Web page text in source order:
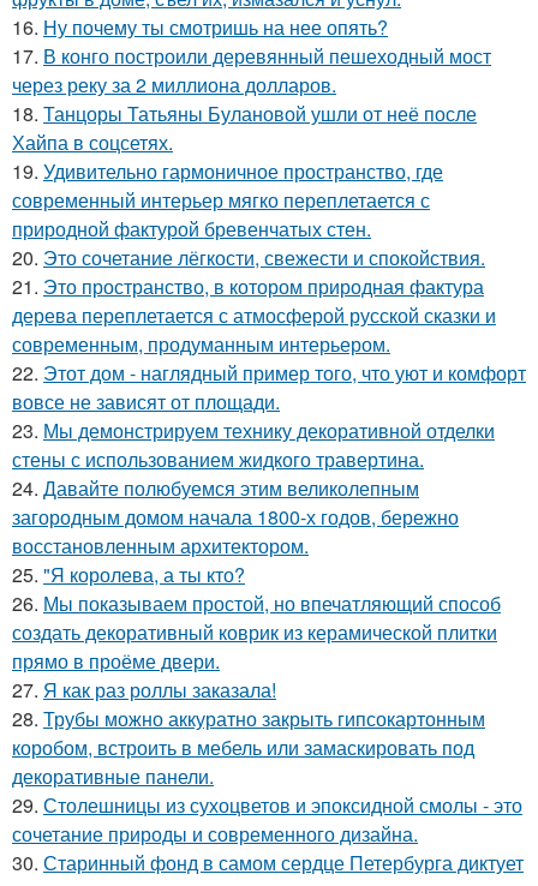
16. Ну почему ты смотришь на нее опять?
17. В конго построили деревянный пешеходный мост
через реку за 2 миллиона долларов.
18. Танцоры Татьяны Булановой ушли от неё после
Хайпа в соцсетях.
19. Удивительно гармоничное пространство, где
современный интерьер мягко переплетается с
природной фактурой бревенчатых стен.
20. Это сочетание лёгкости, свежести и спокойствия.
21. Это пространство, в котором природная фактура
дерева переплетается с атмосферой русской сказки и
современным, продуманным интерьером.
22. Этот дом - наглядный пример того, что уют и комфорт
вовсе не зависят от площади.
23. Мы демонстрируем технику декоративной отделки
стены с использованием жидкого травертина.
24. Давайте полюбуемся этим великолепным
загородным домом начала 1800-х годов, бережно
восстановленным архитектором.
25. "Я королева, а ты кто?
26. Мы показываем простой, но впечатляющий способ
создать декоративный коврик из керамической плитки
прямо в проёме двери.
27. Я как раз роллы заказала!
28. Трубы можно аккуратно закрыть гипсокартонным
коробом, встроить в мебель или замаскировать под
декоративные панели.
29. Столешницы из сухоцветов и эпоксидной смолы - это
сочетание природы и современного дизайна.
30. Старинный фонд в самом сердце Петербурга диктует